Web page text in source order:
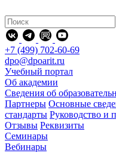
+7 (499) 702-60-69
dpo@dpoarit.ru
Учебный портал
Об академии
Сведения об
Партнеры Основные
стандарты Руководство и
Отзывы Реквизиты
Семинары
Вебинары